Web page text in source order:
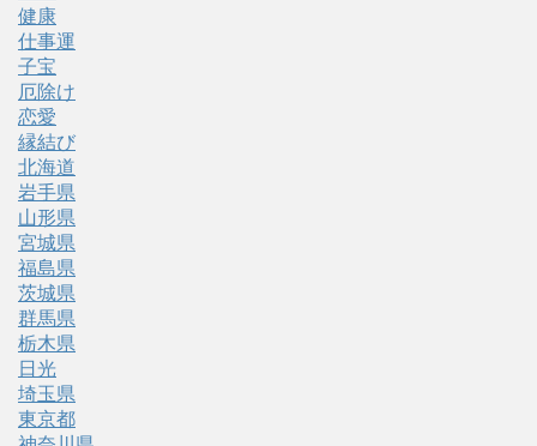
健康
仕事運
子宝
厄除け
恋愛
縁結び
北海道
岩手県
山形県
宮城県
福島県
茨城県
群馬県
栃木県
日光
埼玉県
東京都